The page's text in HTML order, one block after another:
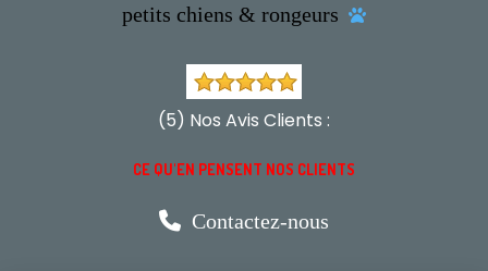
petits chiens & rongeurs

(5) Nos Avis Clients :
CE QU'EN PENSENT NOS CLIENTS
 Contactez-nous